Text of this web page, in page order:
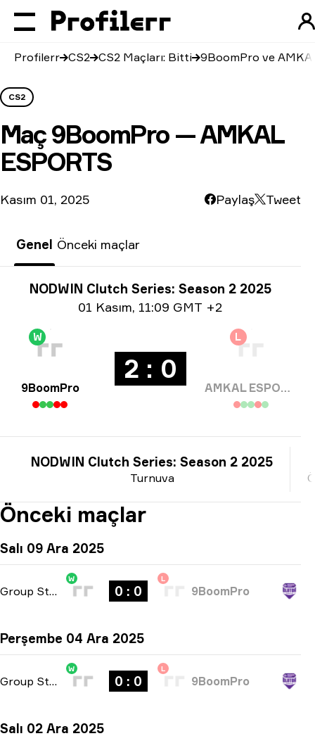
Profilerr CS2 CS2 Maçları: Bitti 9BoomPro ve
CS2
Maç9BoomPro — AMKAL
ESPORTS
Kasım 01, 2025 Paylaş Tweet
Genel Önceki maçlar
Turnuva bilgisi
NODWIN Clutch Series: Season 2 2025
01 Kasım, 11:09 GMT +2
W
9BoomPro
2 : 0
L
AMKAL ESPORTS
Turnuva
NODWIN Clutch Series: Season 2 2025
Önceki maçlar
Salı 09 Ara 2025
Group Stage -bo3
W
0 : 0
L
9BoomPro
Perşembe 04 Ara 2025
Group Stage -bo3
W
0 : 0
L
9BoomPro
Salı 02 Ara 2025